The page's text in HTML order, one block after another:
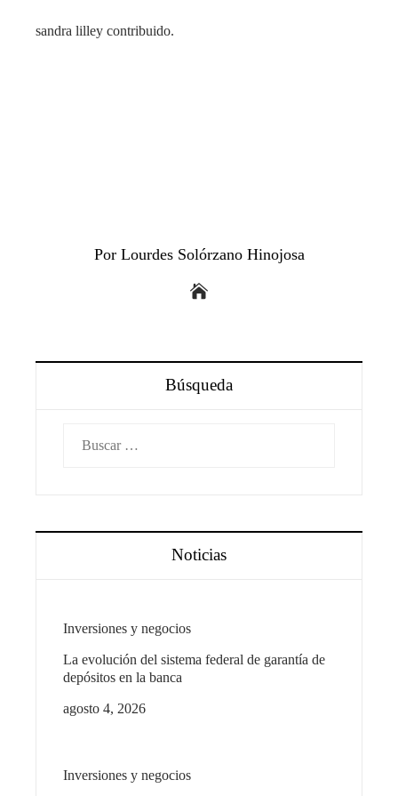
sandra lilley contribuido.
Por Lourdes Solórzano Hinojosa
Búsqueda
Noticias
Inversiones y negocios
La evolución del sistema federal de garantía de
depósitos en la banca
agosto 4, 2026
Inversiones y negocios